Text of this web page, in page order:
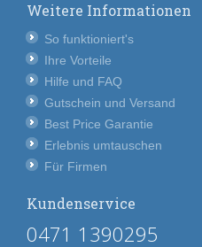
Weitere Informationen
So funktioniert's
Ihre Vorteile
Hilfe und FAQ
Gutschein und Versand
Best Price Garantie
Erlebnis umtauschen
Für Firmen
Kundenservice
0471 1390295